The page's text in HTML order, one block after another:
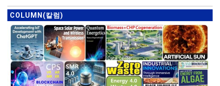
COLUMN(칼럼)